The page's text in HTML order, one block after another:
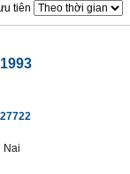
tiên
Nai